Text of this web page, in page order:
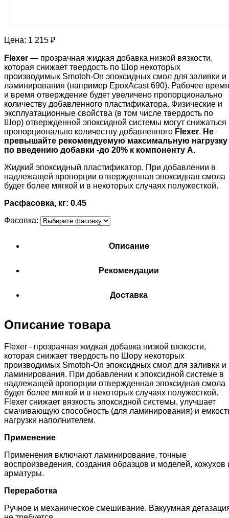
Цена: 1 215 ₽
Flexer — прозрачная жидкая добавка низкой вязкости,
которая снижает твердость по Шор некоторых
производимых Smotoh-On эпоксидных смол для заливки и
ламинирования (например EpoxАcast 690). Рабочее время
и время отверждение будет увеличено пропорционально
количеству добавленного пластификатора. Физические и
эксплуатационные свойства (в том числе твердость по
Шор) отвержденной эпоксидной системы могут снижаться
пропорционально количеству добавленного Flexer. Не
превышайте рекомендуемую максимальную нагрузку
по введению добавки -до 20% к компоненту А.
Жидкий эпоксидный пластификатор. При добавлении в
надлежащей пропорции отвержденная эпоксидная смола
будет более мягкой и в некоторых случаях полужесткой.
Расфасовка, кг: 0.45
Фасовка:
Описание
Рекомендации
Доставка
Описание товара
Flexer - прозрачная жидкая добавка низкой вязкости,
которая снижает твердость по Шору некоторых
производимых Smotoh-On эпоксидных смол для заливки и
ламинирования. При добавлении к эпоксидной системе в
надлежащей пропорции отвержденная эпоксидная смола
будет более мягкой и в некоторых случаях полужесткой.
Flexer снижает вязкость эпоксидной системы, улучшает
смачивающую способность (для ламинирования) и
нагрузки наполнителем.
Применение
Применения включают ламинирование, точные
воспроизведения, создания образцов и моделей, кожухов
арматуры.
Переработка
Ручное и механическое смешивание. Вакуумная